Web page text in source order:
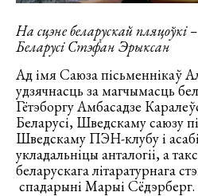
На сцэне беларускай пляцоўкі
Беларусі Стэфан Эрыксан
Ад імя Саюза пісьменнікаў
удзячнасць за магчымасць
Гётэборгу Амбасадзе
Беларусі, Шведскаму саюзу
Шведскаму ПЭН-клубу і
укладальніцы анталогіі, а
беларускага літаратурнага
спадарыні Марыі Сёдэрберг.